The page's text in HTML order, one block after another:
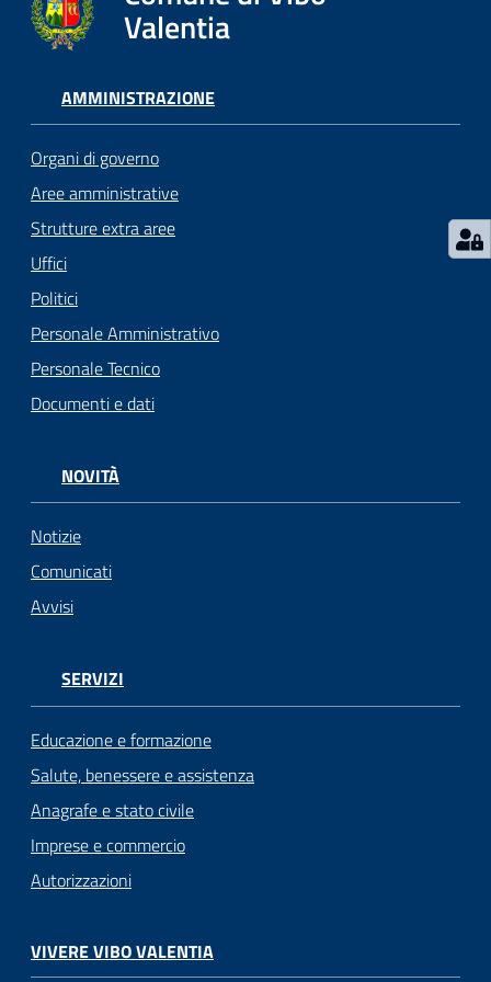
argomenti...
Seguici
su
Valentia
AMMINISTRAZIONE
Organi di governo
Aree amministrative
Strutture extra aree
Uffici
Politici
Personale Amministrativo
Personale Tecnico
Documenti e dati
NOVITÀ
Notizie
Comunicati
Avvisi
SERVIZI
Educazione e formazione
Salute, benessere e assistenza
Anagrafe e stato civile
Imprese e commercio
Autorizzazioni
VIVERE VIBO VALENTIA